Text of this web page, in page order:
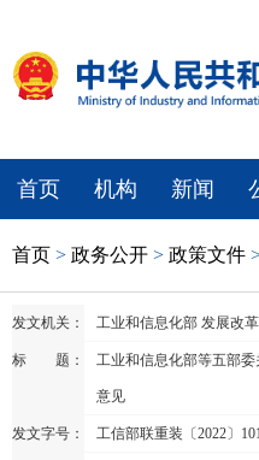
首页 机构 新闻
首页 > 政务公开 > 政策文件
发文机关： 工业和信息化部 发展改
标 题： 工业和信息化部等五部
意见
发文字号： 工信部联重装〔2022〕